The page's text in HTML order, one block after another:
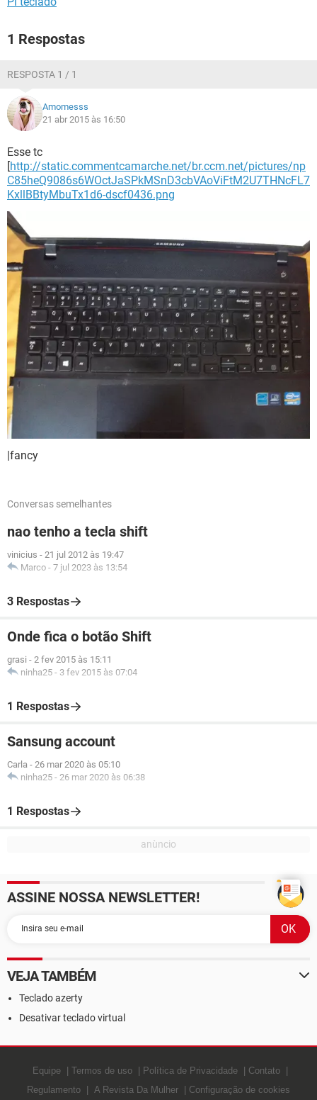
1 Respostas
RESPOSTA 1 / 1
Amomesss
21 abr 2015 às 16:50
Esse tc
[http://static.commentcamarche.net/br.ccm.net/pictures/np
C85heQ9086s6WOctJaSPkMSnD3cbVAoViFtM2U7THNcFL7
KxllBBtyMbuTx1d6-dscf0436.png
|fancy
Conversas semelhantes
nao tenho a tecla shift
vinicius - 21 jul 2012 às 19:47
Marco - 7 jul 2023 às 13:54
3 Respostas
Onde fica o botão Shift
grasi - 2 fev 2015 às 15:11
ninha25 - 3 fev 2015 às 07:04
1 Respostas
Sansung account
Carla - 26 mar 2020 às 05:10
ninha25 - 26 mar 2020 às 06:38
1 Respostas
ASSINE NOSSA NEWSLETTER!
VEJA TAMBÉM
Teclado azerty
Desativar teclado virtual
Equipe Termos de uso Política de Privacidade
Contato
Regulamento
A Revista Da Mulher Configuração de cookies